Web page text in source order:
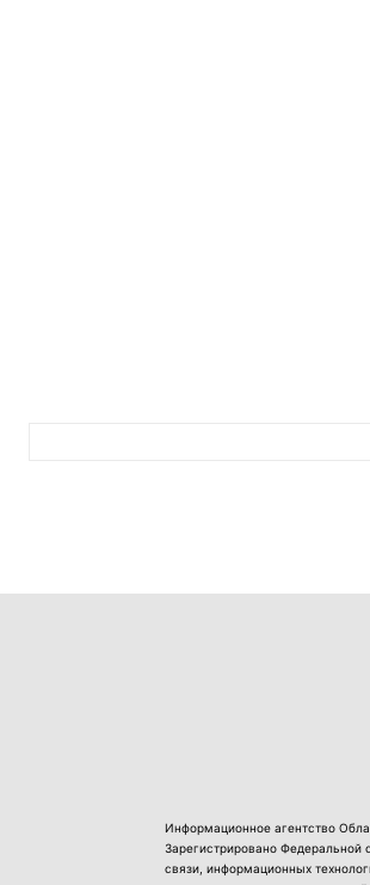
Информационное агентство
Зарегистрировано Федеральной
связи, информационных